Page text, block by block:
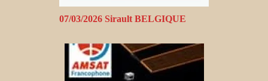
07/03/2026 Sirault BELGIQUE